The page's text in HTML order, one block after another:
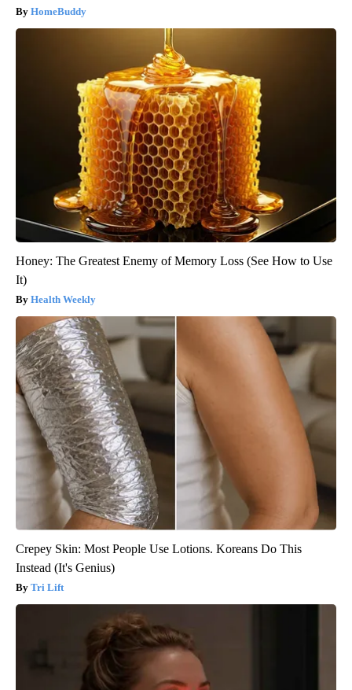
HomeBuddy
Honey: The Greatest Enemy of Memory Loss (See How to Use
It)
Health Weekly
Crepey Skin: Most People Use Lotions. Koreans Do This
Instead (It's Genius)
Tri Lift